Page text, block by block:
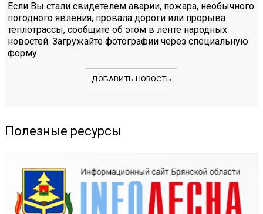
Если Вы стали свидетелем аварии, пожара, необычного
погодного явления, провала дороги или прорыва
теплотрассы, сообщите об этом в ленте народных
новостей. Загружайте фотографии через специальную
форму.
ДОБАВИТЬ НОВОСТЬ
Полезные ресурсы